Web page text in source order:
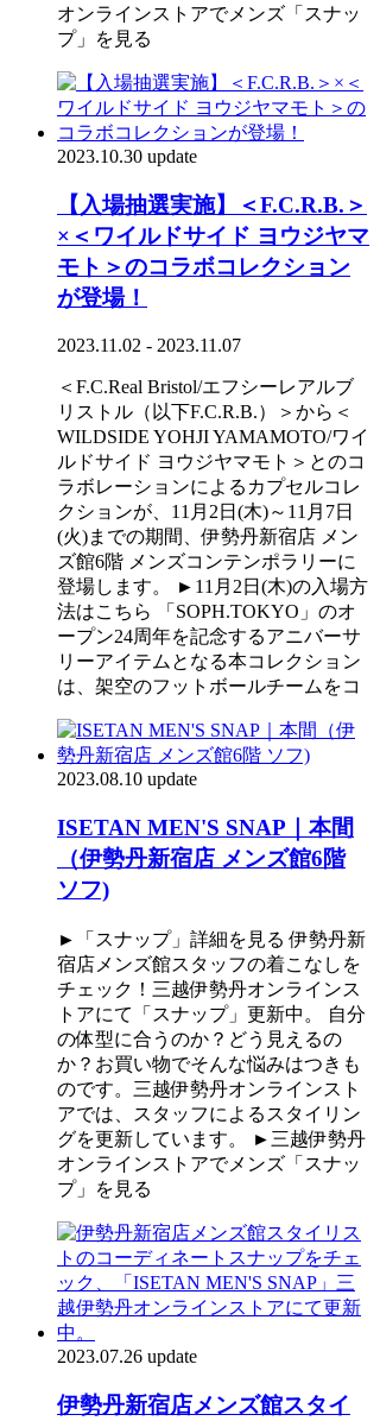
オンラインストアでメンズ「スナッ
プ」を見る
2023.10.30 update
【入場抽選実施】＜F.C.R.B.＞
×＜ワイルドサイド ヨウジヤマ
モト＞のコラボコレクション
が登場！
2023.11.02 - 2023.11.07
＜F.C.Real Bristol/エフシーレアルブ
リストル（以下F.C.R.B.）＞から＜
WILDSIDE YOHJI YAMAMOTO/ワイ
ルドサイド ヨウジヤマモト＞とのコ
ラボレーションによるカプセルコレ
クションが、11月2日(木)～11月7日
(火)までの期間、伊勢丹新宿店 メン
ズ館6階 メンズコンテンポラリーに
登場します。 ►11月2日(木)の入場方
法はこちら 「SOPH.TOKYO」のオ
ープン24周年を記念するアニバーサ
リーアイテムとなる本コレクション
は、架空のフットボールチームをコ
2023.08.10 update
ISETAN MEN'S SNAP｜本間
（伊勢丹新宿店 メンズ館6階
ソフ)
►「スナップ」詳細を見る 伊勢丹新
宿店メンズ館スタッフの着こなしを
チェック！三越伊勢丹オンラインス
トアにて「スナップ」更新中。 自分
の体型に合うのか？どう見えるの
か？お買い物でそんな悩みはつきも
のです。三越伊勢丹オンラインスト
アでは、スタッフによるスタイリン
グを更新しています。 ►三越伊勢丹
オンラインストアでメンズ「スナッ
プ」を見る
2023.07.26 update
伊勢丹新宿店メンズ館スタイ